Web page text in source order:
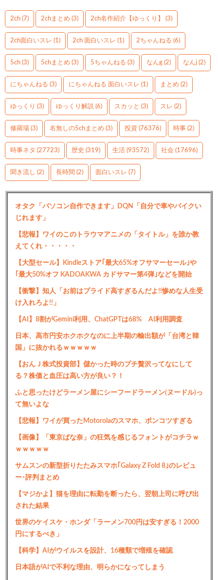
2ch (7) 2chまとめ (3) 2ch名作紹介【ゆっくり】 (3)
2ch面白いスレ (1) 2ch 面白いスレ (1) 2ちゃんねる (6)
5ch (3) 5chまとめ (3) 5ちゃんねる (3) なんg (2) なんj (2)
にちゃんねる (3) にちゃんねる 面白いスレ (1) まとめ (2)
ゆっくり (3) ゆっくり解説 (6) スカッと (3) スレ (2)
修羅場 (3) 名無しの5chまとめ (3) 投資 (76376) 時事 (2)
時事ネタ (27723) 歴史 (319) 生活 (93572) 社会 (17696)
聞き流し (2) 長時間 (2) 面白いスレ (7)
オタク「パソコン自作できます」DQN「自分で車やバイクい
じれます」
【悲報】ワイのこのトラウマアニメの「タイトル」を誰か教
えてくれ・・・・・
【大型セール】Kindleストア｢最大65%オフサマーセール｣や
｢最大50%オフ KADOAKWA カドサマー第4弾｣などを開始
【衝撃】知人「お前はプライド高すぎるんだよ!!惨めな人生受
け入れろよ!!」
【AI】8割がGemini利用、ChatGPTは68% AI利用調査
日本、高市円安ホクホクなのに上半期の輸出額が「台湾と韓
国」に抜かれるｗｗｗｗｗ
【おんＪ株式投資部】儲かった時のプチ贅沢ってなにして
る？株価と血圧は高い方が良い？！
ふと思ったけどラーメン屋にシーフードラーメン(ヌードル)っ
て無いよな
【悲報】ワイが買ったMotorolaのスマホ、ポンコツすぎる
【画像】「東京ばな奈」の狂気を感じるフォントがコチラｗ
ｗｗｗｗｗ
サムスンの新型折りたたみスマホ｢Galaxy Z Fold 8｣のレビュ
ー･評判まとめ
【マジかよ】猫を理由に転勤を断ったら、翌朝上司に呼び出
された結果
世界のケイスケ・ホンダ「ラーメン700円は安すぎる！2000
円にするべき」
【科学】AIがウイルスを設計、16種類で増殖を確認
日本語がAIで不利な理由、明らかになってしまう